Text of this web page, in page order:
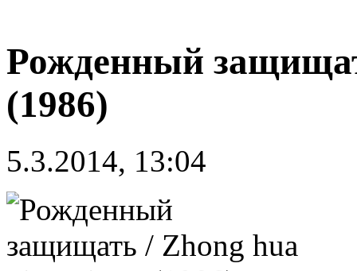
Рожденный
(1986)
5.3.2014, 13:04